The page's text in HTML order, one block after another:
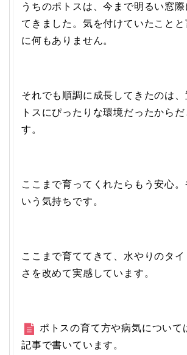
うちのポトスは、今まで明るい窓
てきました。気を付けていたこと
に何もありません。
それでも順調に成長してきたのは
トスにぴったりな環境だったからだ
す。
ここまで育ってくれたらもう安心。
いう気持ちです。
ここまで育ててきて、水やりのタ
さを改めて実感しています。
ポトスの育て方や病気について
記事で書いています。